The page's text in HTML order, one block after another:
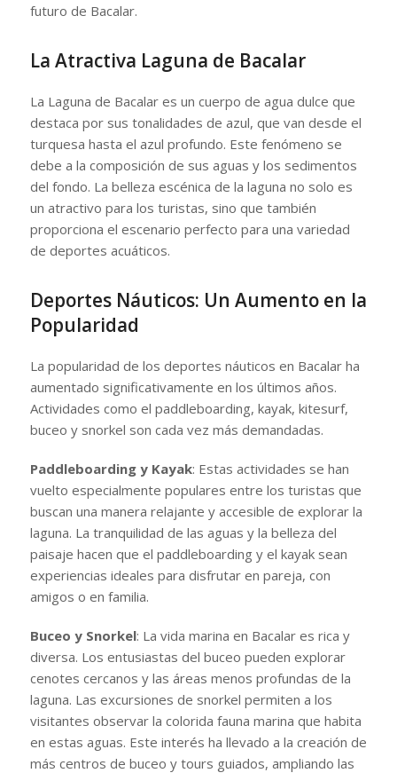
futuro de Bacalar.
La Atractiva Laguna de Bacalar
La Laguna de Bacalar es un cuerpo de agua dulce que
destaca por sus tonalidades de azul, que van desde el
turquesa hasta el azul profundo. Este fenómeno se
debe a la composición de sus aguas y los sedimentos
del fondo. La belleza escénica de la laguna no solo es
un atractivo para los turistas, sino que también
proporciona el escenario perfecto para una variedad
de deportes acuáticos.
Deportes Náuticos: Un Aumento en la
Popularidad
La popularidad de los deportes náuticos en Bacalar ha
aumentado significativamente en los últimos años.
Actividades como el paddleboarding, kayak, kitesurf,
buceo y snorkel son cada vez más demandadas.
Paddleboarding y Kayak: Estas actividades se han
vuelto especialmente populares entre los turistas que
buscan una manera relajante y accesible de explorar la
laguna. La tranquilidad de las aguas y la belleza del
paisaje hacen que el paddleboarding y el kayak sean
experiencias ideales para disfrutar en pareja, con
amigos o en familia.
Buceo y Snorkel: La vida marina en Bacalar es rica y
diversa. Los entusiastas del buceo pueden explorar
cenotes cercanos y las áreas menos profundas de la
laguna. Las excursiones de snorkel permiten a los
visitantes observar la colorida fauna marina que habita
en estas aguas. Este interés ha llevado a la creación de
más centros de buceo y tours guiados, ampliando las